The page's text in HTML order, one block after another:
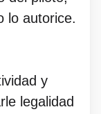
lo autorice.
y
legalidad